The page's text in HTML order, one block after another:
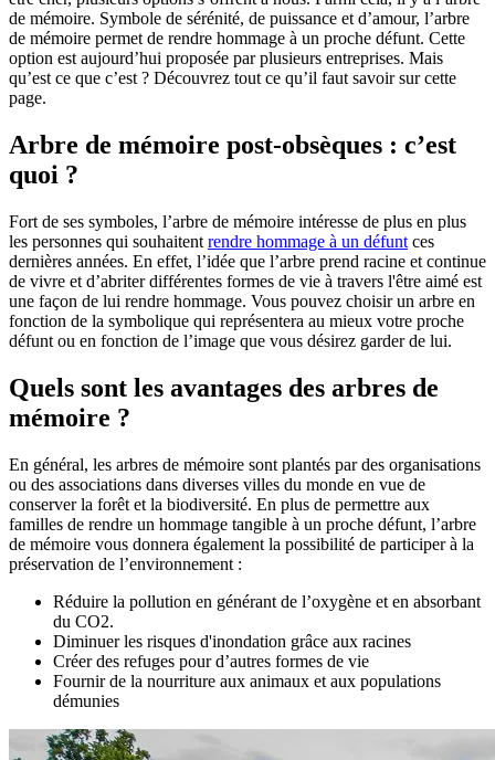
de mémoire. Symbole de sérénité, de puissance et d’amour, l’arbre
de mémoire permet de rendre hommage à un proche défunt. Cette
option est aujourd’hui proposée par plusieurs entreprises. Mais
qu’est ce que c’est ? Découvrez tout ce qu’il faut savoir sur cette
page.
Arbre de mémoire post-obsèques : c’est
quoi ?
Fort de ses symboles, l’arbre de mémoire intéresse de plus en plus
les personnes qui souhaitent rendre hommage à un défunt ces
dernières années. En effet, l’idée que l’arbre prend racine et continue
de vivre et d’abriter différentes formes de vie à travers l'être aimé est
une façon de lui rendre hommage. Vous pouvez choisir un arbre en
fonction de la symbolique qui représentera au mieux votre proche
défunt ou en fonction de l’image que vous désirez garder de lui.
Quels sont les avantages des arbres de
mémoire ?
En général, les arbres de mémoire sont plantés par des organisations
ou des associations dans diverses villes du monde en vue de
conserver la forêt et la biodiversité. En plus de permettre aux
familles de rendre un hommage tangible à un proche défunt, l’arbre
de mémoire vous donnera également la possibilité de participer à la
préservation de l’environnement :
Réduire la pollution en générant de l’oxygène et en absorbant
du CO2.
Diminuer les risques d'inondation grâce aux racines
Créer des refuges pour d’autres formes de vie
Fournir de la nourriture aux animaux et aux populations
démunies